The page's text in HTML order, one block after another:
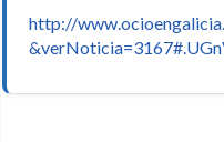
http://